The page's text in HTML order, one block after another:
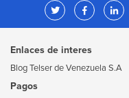
Enlaces de interes
Blog Telser de Venezuela S.A
Pagos